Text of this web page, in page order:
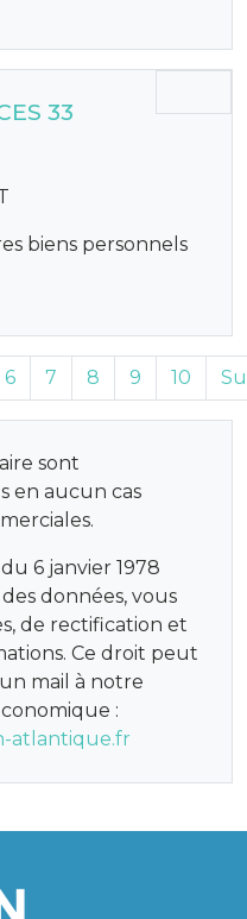
33
biens personnels
6 7 8 9 10
sont
en aucun cas
6 janvier 1978
données, vous
de rectification et
Ce droit peut
mail à notre
:
atlantique.fr